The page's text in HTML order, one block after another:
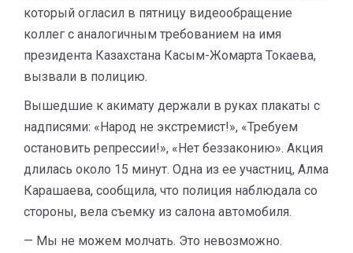
который огласил в пятницу видеообращение
коллег с аналогичным требованием на имя
президента Казахстана Касым-Жомарта Токаева,
вызвали в полицию.
Вышедшие к акимату держали в руках плакаты с
надписями: «Народ не экстремист!», «Требуем
остановить репрессии!», «Нет беззаконию». Акция
длилась около 15 минут. Одна из ее участниц, Алма
Карашаева, сообщила, что полиция наблюдала со
стороны, вела съемку из салона автомобиля.
— Мы не можем молчать. Это невозможно.